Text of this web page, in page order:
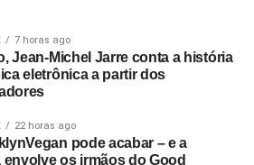
7 horas ago
Jean-Michel Jarre conta a história
eletrônica a partir dos
22 horas ago
pode acabar – e a
envolve os irmãos do Good